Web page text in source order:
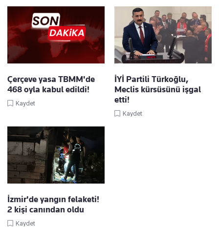
Çerçeve yasa TBMM'de
468 oyla kabul edildi!
Kaydet
İYİ Partili Türkoğlu,
Meclis kürsüsünü işgal
etti!
Kaydet
İzmir'de yangın felaketi!
2 kişi canından oldu
Kaydet